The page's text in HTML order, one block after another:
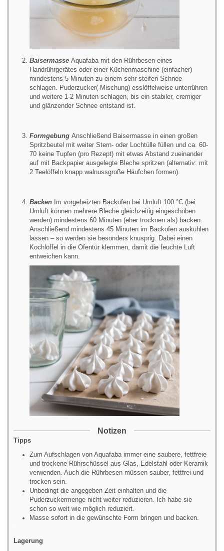
Baisermasse Aquafaba mit den Rührbesen eines
Handrührgerätes oder einer Küchenmaschine (einfacher)
mindestens 5 Minuten zu einem sehr steifen Schnee
schlagen. Puderzucker(-Mischung) esslöffelweise unterrühren
und weitere 1-2 Minuten schlagen, bis ein stabiler, cremiger
und glänzender Schnee entstand ist.
Formgebung Anschließend Baisermasse in einen großen
Spritzbeutel mit weiter Stern- oder Lochtülle füllen und ca. 60-
70 keine Tupfen (pro Rezept) mit etwas Abstand zueinander
auf mit Backpapier ausgelegte Bleche spritzen (alternativ: mit
2 Teelöffeln knapp walnussgroße Häufchen formen).
Backen Im vorgeheizten Backofen bei Umluft 100 °C (bei
Umluft können mehrere Bleche gleichzeitig eingeschoben
werden) mindestens 60 Minuten (eher trocknen als) backen.
Anschließend mindestens 45 Minuten im Backofen auskühlen
lassen – so werden sie besonders knusprig. Dabei einen
Kochlöffel in die Ofentür klemmen, damit die feuchte Luft
entweichen kann.
Notizen
Tipps
Zum Aufschlagen von Aquafabaimmer eine saubere, fettfreie
und trockene Rührschüssel aus Glas, Edelstahl oder Keramik
verwenden. Auch die Rührbesen müssen sauber, fettfrei und
trocken sein.
Unbedingt die angegeben Zeit einhalten und die
Puderzuckermenge nicht weiter reduzieren. Ich habe sie
schon so weit wie möglich reduziert.
Masse sofort in die gewünschte Form bringen und backen.
Lagerung